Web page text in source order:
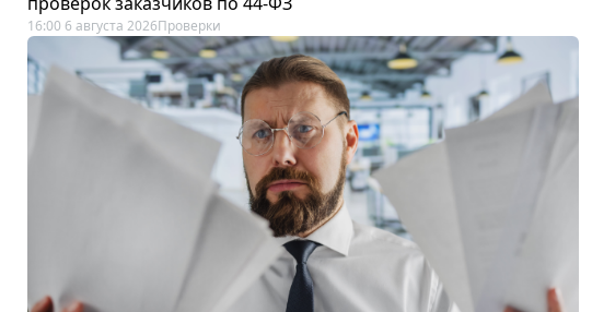
16:00 6 августа 2026Проверки